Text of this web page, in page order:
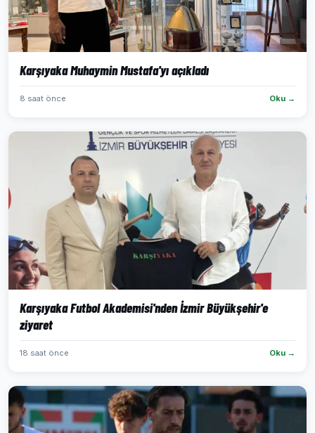
Karşıyaka Muhaymin Mustafa'yı açıkladı
8 saat önce Oku →
Karşıyaka Futbol Akademisi'nden İzmir Büyükşehir'e
ziyaret
18 saat önce Oku →